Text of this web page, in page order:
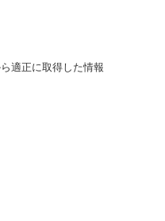
適正に取得した情報